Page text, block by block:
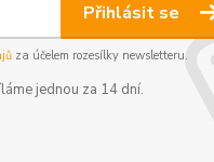
Přihlásit se
za účelem rozesílky newsletteru.
jednou za 14 dní.